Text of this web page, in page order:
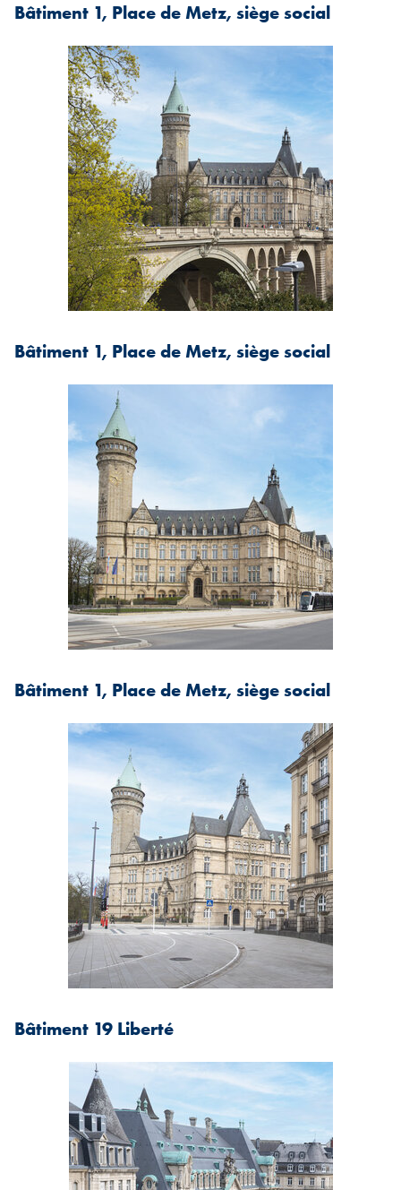
Bâtiment 1, Place de Metz, siège social
Bâtiment 1, Place de Metz, siège social
Bâtiment 1, Place de Metz, siège social
Bâtiment 19 Liberté